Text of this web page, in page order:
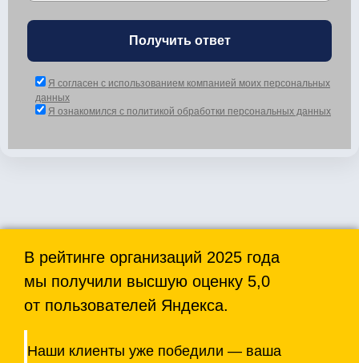
Получить ответ
Я согласен с использованием компанией моих персональных
данных
Я ознакомился с политикой обработки персональных данных
В рейтинге организаций 2025 года
мы получили высшую оценку 5,0
от пользователей Яндекса.
Наши клиенты уже победили — ваша